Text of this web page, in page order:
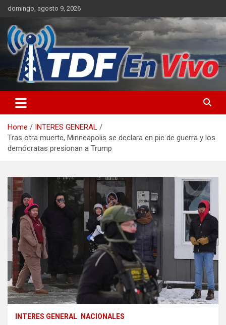
Skip
content
domingo, agosto 9, 2026
Home
INTERES GENERAL
Tras otra muerte, Minneapolis se declara en pie de guerra y los
demócratas presionan a Trump
INTERES GENERAL NACIONALES